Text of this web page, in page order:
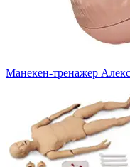
Манекен-тренажер